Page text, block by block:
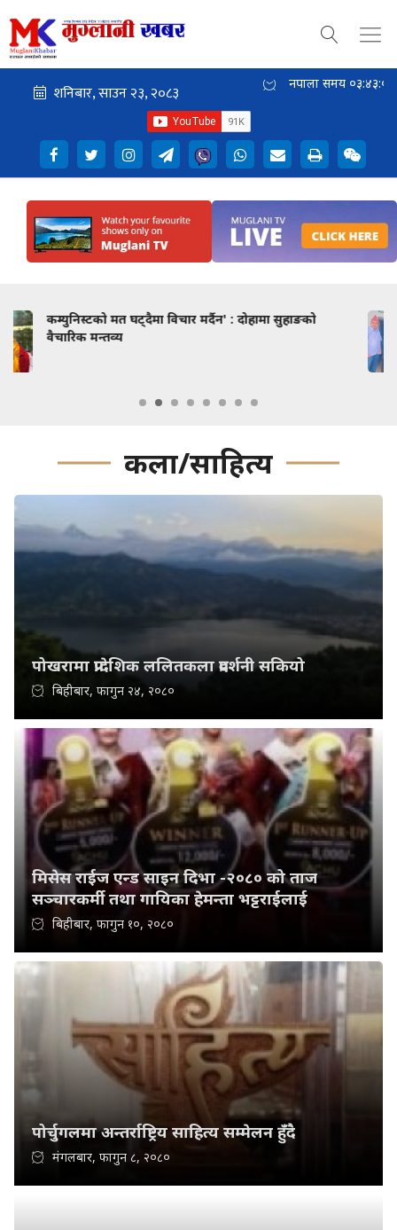
नेपाली समय ०३:४३:०२
संखुवासभा समाज कतारद्वारा क्यान्सर पीडित सुर्य
अधिकारीलाई आर्थिक सहयोग, चैनपुर नगरपालिकाद्वारा
कला/साहित्य
पोखरामा प्रादेशिक ललितकला प्रदर्शनी सकियो
बिहीबार, फागुन २४, २०८०
मिसेस राईज एन्ड साइन दिभा -२०८० को ताज
सञ्चारकर्मी तथा गायिका हेमन्ता भट्टराईलाई
बिहीबार, फागुन १०, २०८०
पोर्चुगलमा अन्तर्राष्ट्रिय साहित्य सम्मेलन हुँदै
मंगलबार, फागुन ८, २०८०